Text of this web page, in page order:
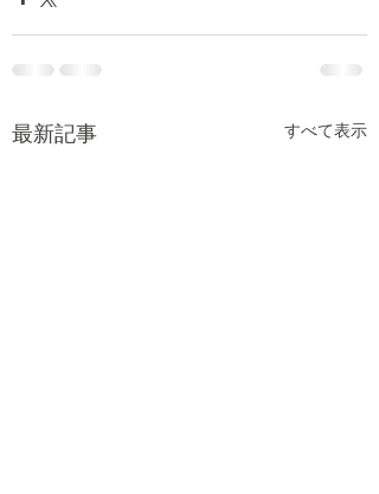
最新記事 すべて表示